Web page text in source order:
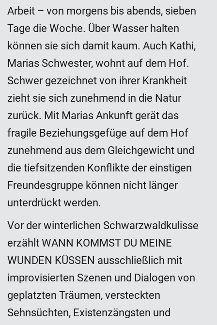
Arbeit – von morgens bis abends, sieben
Tage die Woche. Über Wasser halten
können sie sich damit kaum. Auch Kathi,
Marias Schwester, wohnt auf dem Hof.
Schwer gezeichnet von ihrer Krankheit
zieht sie sich zunehmend in die Natur
zurück. Mit Marias Ankunft gerät das
fragile Beziehungsgefüge auf dem Hof
zunehmend aus dem Gleichgewicht und
die tiefsitzenden Konflikte der einstigen
Freundesgruppe können nicht länger
unterdrückt werden.
Vor der winterlichen Schwarzwaldkulisse
erzählt WANN KOMMST DU MEINE
WUNDEN KÜSSEN ausschließlich mit
improvisierten Szenen und Dialogen von
geplatzten Träumen, versteckten
Sehnsüchten, Existenzängsten und